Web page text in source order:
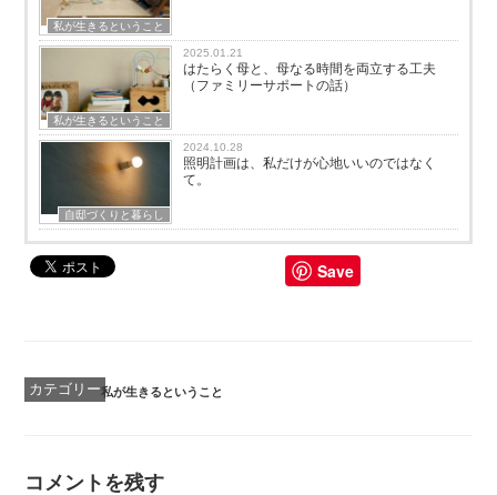
私が生きるということ
私が生きるということ
2025.01.21
はたらく母と、母なる時間を両立する工夫
（ファミリーサポートの話）
自邸づくりと暮らし
2024.10.28
照明計画は、私だけが心地いいのではなく
て。
Save
カ
私が生きるということ
コメントを残す